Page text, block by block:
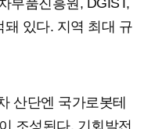
부품진흥원, DGIST,
돼 있다. 지역 최대 규
산단엔 국가로봇테